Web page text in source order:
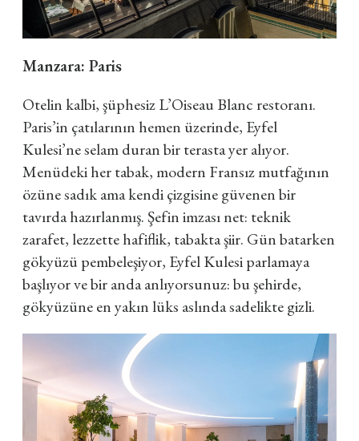
Manzara: Paris
Otelin kalbi, şüphesiz L’Oiseau Blanc restoranı.
Paris’in çatılarının hemen üzerinde, Eyfel
Kulesi’ne selam duran bir terasta yer alıyor.
Menüdeki her tabak, modern Fransız mutfağının
özüne sadık ama kendi çizgisine güvenen bir
tavırda hazırlanmış. Şefin imzası net: teknik
zarafet, lezzette hafiflik, tabakta şiir. Gün batarken
gökyüzü pembeleşiyor, Eyfel Kulesi parlamaya
başlıyor ve bir anda anlıyorsunuz: bu şehirde,
gökyüzüne en yakın lüks aslında sadelikte gizli.